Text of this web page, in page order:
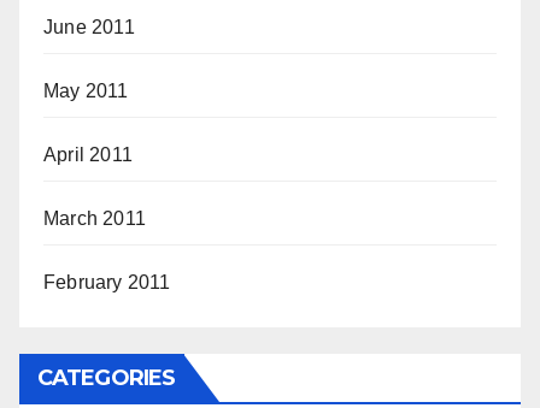
June 2011
May 2011
April 2011
March 2011
February 2011
CATEGORIES